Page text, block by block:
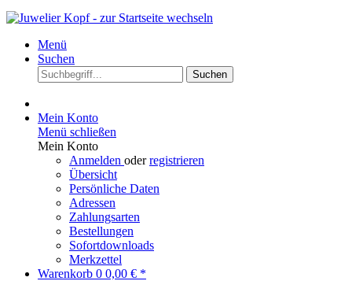
Menü
Suchen
Suchen
Mein Konto
Menü schließen
Mein Konto
Anmelden oderregistrieren
Übersicht
Persönliche Daten
Adressen
Zahlungsarten
Bestellungen
Sofortdownloads
Merkzettel
Warenkorb 0 0,00 € *